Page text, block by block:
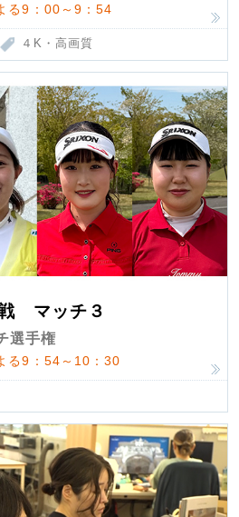
る9：00～9：54
４K・高画質
マッチ３
選手権
る9：54～10：30